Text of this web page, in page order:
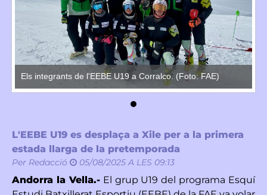
Els integrants de l'EEBE U19 a Corralco. (Foto: FAE)
L'EEBE U19 es desplaça a Xile per a la primera
estada llarga de la pretemporada
Per Redacció 05/08/2025 A LES 09:13
Andorra la Vella.-El grup U19 del programa Esquí